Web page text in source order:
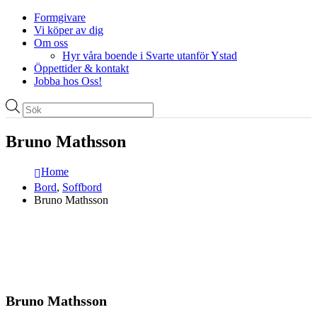
Formgivare
Vi köper av dig
Om oss
Hyr våra boende i Svarte utanför Ystad
Öppettider & kontakt
Jobba hos Oss!
Produktsökning
Bruno Mathsson
Home
Bord, Soffbord
Bruno Mathsson
Bruno Mathsson